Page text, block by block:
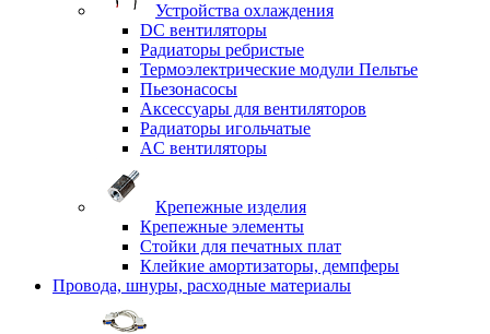
Устройства охлаждения
DC вентиляторы
Радиаторы ребристые
Термоэлектрические модули Пельтье
Пьезонасосы
Аксессуары для вентиляторов
Радиаторы игольчатые
AC вентиляторы
Крепежные изделия
Крепежные элементы
Стойки для печатных плат
Клейкие амортизаторы, демпферы
Провода, шнуры, расходные материалы